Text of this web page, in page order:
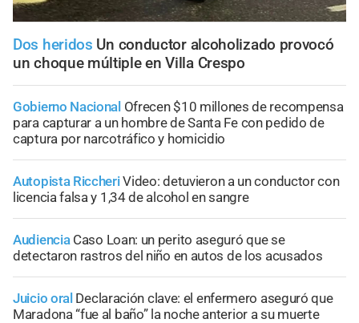
Dos heridos Un conductor alcoholizado provocó
un choque múltiple en Villa Crespo
Gobierno Nacional Ofrecen $10 millones de recompensa
para capturar a un hombre de Santa Fe con pedido de
captura por narcotráfico y homicidio
Autopista RiccheriVideo: detuvieron a un conductor con
licencia falsa y 1,34 de alcohol en sangre
Audiencia Caso Loan: un perito aseguró que se
detectaron rastros del niño en autos de los acusados
Juicio oral Declaración clave: el enfermero aseguró que
Maradona “fue al baño” la noche anterior a su muerte